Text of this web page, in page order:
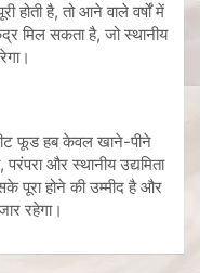
होती है, तो आने वाले वर्षों में
मिल सकता है, जो स्थानीय
फूड हब केवल खाने-पीने
और स्थानीय उद्यमिता
पूरा होने की उम्मीद है और
रहेगा।